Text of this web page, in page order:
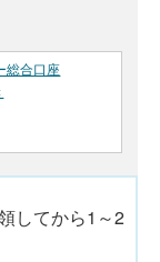
総合口座
してから1～2